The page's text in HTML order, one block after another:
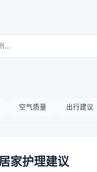
空气质量 出行建议
家护理建议